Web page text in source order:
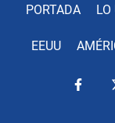
PORTADA LO
EEUU